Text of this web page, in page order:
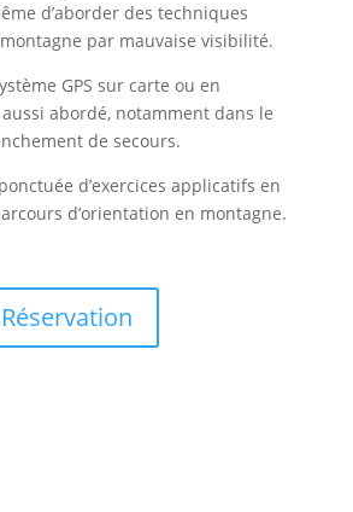
d’aborder des techniques
par mauvaise visibilité.
GPS sur carte ou en
abordé, notamment dans le
de secours.
d’exercices applicatifs en
d’orientation en montagne.